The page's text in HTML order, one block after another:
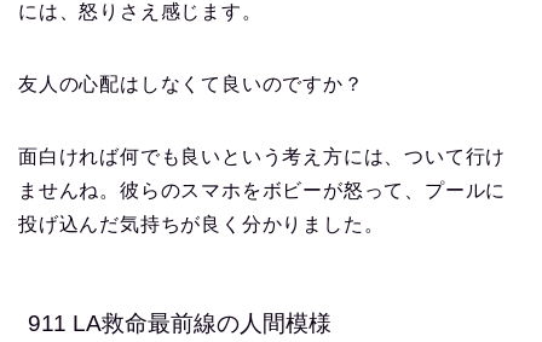
には、怒りさえ感じます。
友人の心配はしなくて良いのですか？
面白ければ何でも良いという考え方には、ついて行け
ませんね。彼らのスマホをボビーが怒って、プールに
投げ込んだ気持ちが良く分かりました。
911 LA救命最前線の人間模様